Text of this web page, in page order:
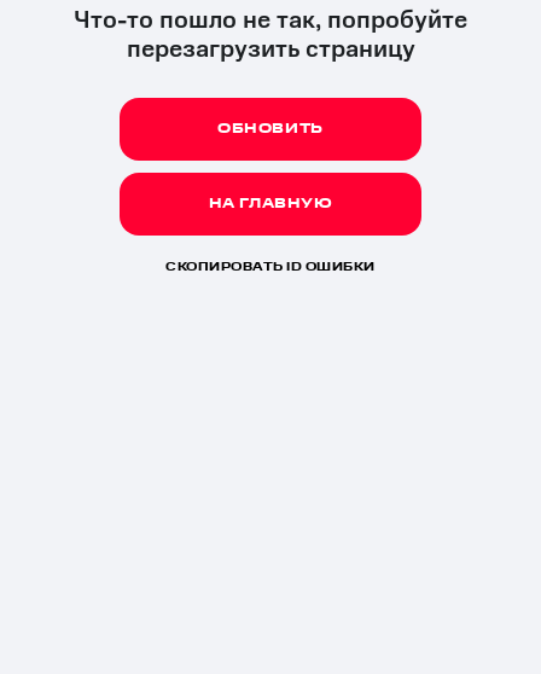
Что-то пошло не так, попробуйте
перезагрузить страницу
ОБНОВИТЬ
НА ГЛАВНУЮ
СКОПИРОВАТЬ ID ОШИБКИ